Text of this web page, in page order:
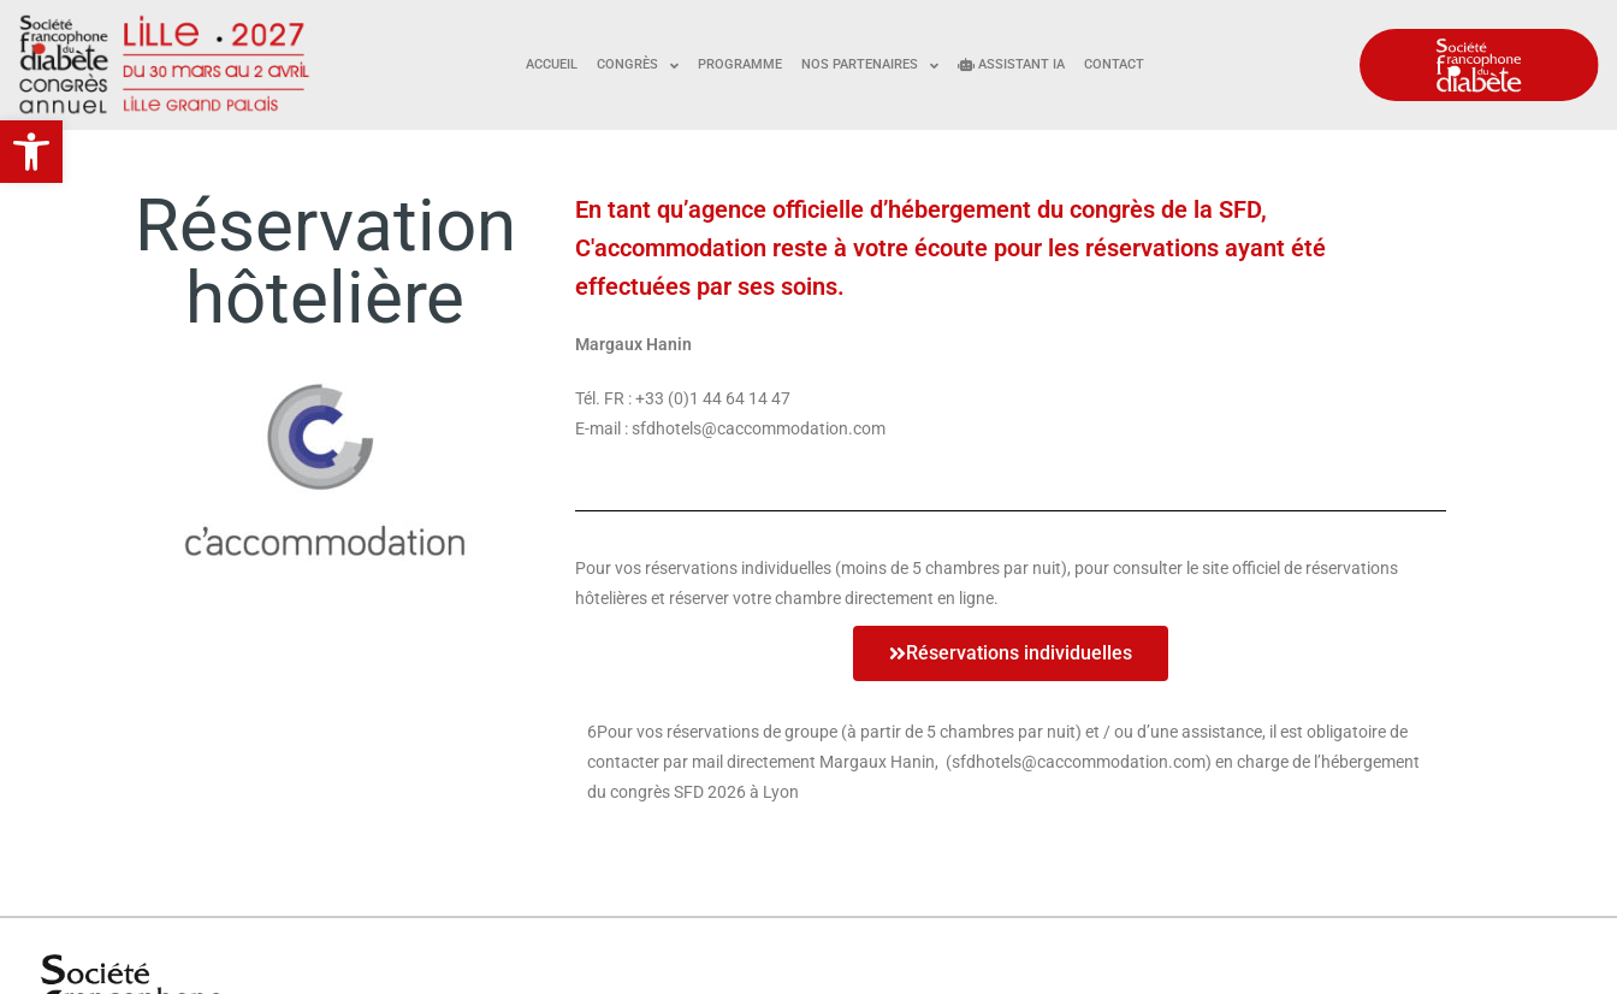
Ouvrir la barre d’outils
ACCUEIL CONGRÈS PROGRAMME NOS PARTENAIRES ASSISTANT IA CONTACT
Réservation
hôtelière
En tant qu’agence officielle d’hébergement du congrès de la SFD,
C'accommodation reste à votre écoute pour les réservations ayant été
effectuées par ses soins.
Margaux Hanin
Tél. FR : +33 (0)1 44 64 14 47
E-mail : sfdhotels@caccommodation.com
Pour vos réservations individuelles (moins de 5 chambres par nuit), pour consulter le site officiel de réservations
hôtelières et réserver votre chambre directement en ligne.
Réservations individuelles
6Pour vos réservations de groupe (à partir de 5 chambres par nuit) et / ou d’une assistance, il est obligatoire de
contacter par mail directement Margaux Hanin, (sfdhotels@caccommodation.com) en charge de l’hébergement
du congrès SFD 2026 à Lyon